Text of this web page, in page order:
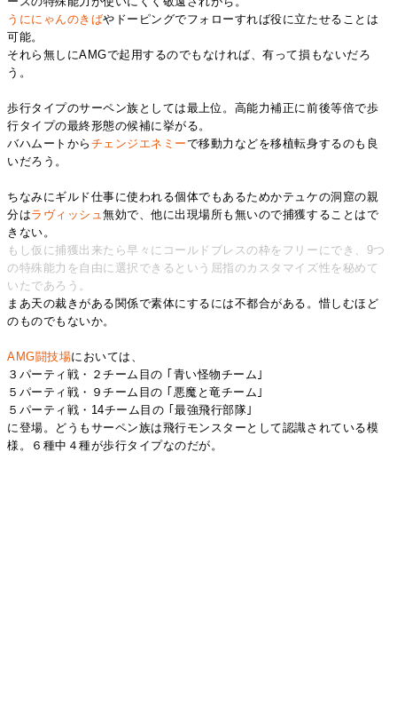
うににゃんのきばやドーピングでフォローすれば役に立たせることは
可能。
それら無しにAMGで起用するのでもなければ、有って損もないだろ
う。
歩行タイプのサーペン族としては最上位。高能力補正に前後等倍で歩
行タイプの最終形態の候補に挙がる。
バハムートから チェンジエネミーで移動力などを移植転身するのも良
いだろう。
ちなみにギルド仕事に使われる個体でもあるためかテュケの洞窟の親
分はラヴィッシュ無効で、他に出現場所も無いので捕獲することはで
きない。
もし仮に捕獲出来たら早々にコールドブレスの枠をフリーにでき、9つ
の特殊能力を自由に選択できるという屈指のカスタマイズ性を秘めて
いたであろう。
まあ天の裁きがある関係で素体にするには不都合がある。惜しむほど
のものでもないか。
AMG闘技場においては、
３パーティ戦・２チーム目の ｢青い怪物チーム｣
５パーティ戦・９チーム目の ｢悪魔と竜チーム｣
５パーティ戦・14チーム目の ｢最強飛行部隊｣
に登場。どうもサーペン族は飛行モンスターとして認識されている模
様。６種中４種が歩行タイプなのだが。